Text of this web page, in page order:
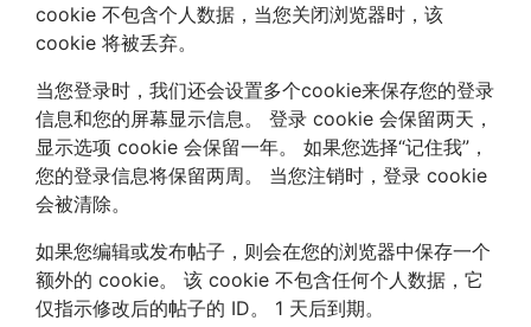
cookie 不包含个人数据，当您关闭浏览器时，该
cookie 将被丢弃。
当您登录时，我们还会设置多个cookie来保存您的登录
信息和您的屏幕显示信息。 登录 cookie 会保留两天，
显示选项 cookie 会保留一年。 如果您选择“记住我”，
您的登录信息将保留两周。 当您注销时，登录 cookie
会被清除。
如果您编辑或发布帖子，则会在您的浏览器中保存一个
额外的 cookie。 该 cookie 不包含任何个人数据，它
仅指示修改后的帖子的 ID。 1 天后到期。